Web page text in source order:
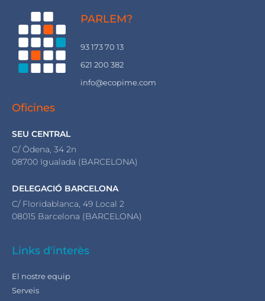
PARLEM?
93 173 70 13
621 200 382
info@ecopime.com
Oficines
SEU CENTRAL
C/ Òdena, 34 2n
08700 Igualada (BARCELONA)
DELEGACIÓ BARCELONA
C/ Floridablanca, 49 Local 2
08015 Barcelona (BARCELONA)
Links d'interès
El nostre equip
Serveis